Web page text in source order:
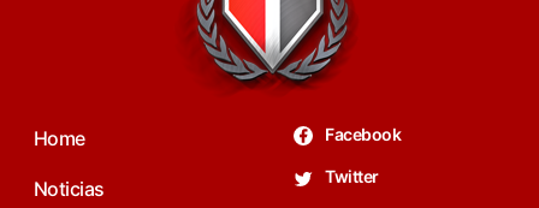
Home
Noticias
Facebook
Twitter